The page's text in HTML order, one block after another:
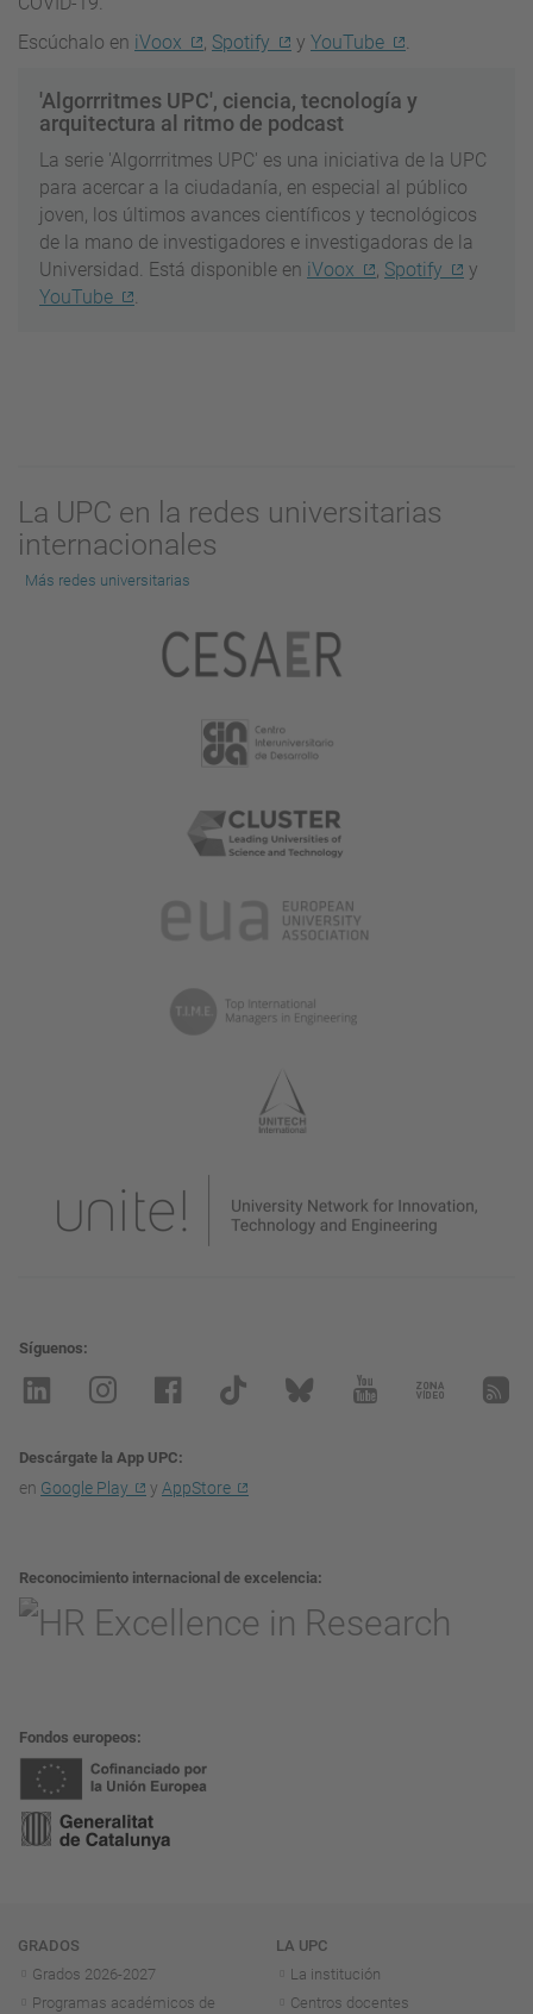
Escúchalo en iVoox , Spotify y YouTube .
'Algorrritmes UPC', ciencia, tecnología y
arquitectura al ritmo de podcast
La serie 'Algorrritmes UPC' es una iniciativa de la UPC
para acercar a la ciudadanía, en especial al público
joven, los últimos avances científicos y tecnológicos
de la mano de investigadores e investigadoras de la
Universidad. Está disponible en iVoox , Spotify
y
YouTube
.
La UPC en la redes universitarias
internacionales
Más redes universitarias
Síguenos
Descárgate la App UPC
en Google Play y AppStore
Reconocimiento internacional de excelencia
Fondos europeos
Navegación
GRADOS
Grados 2026-2027
Programas académicos de
LA UPC
La institución
Centros docentes